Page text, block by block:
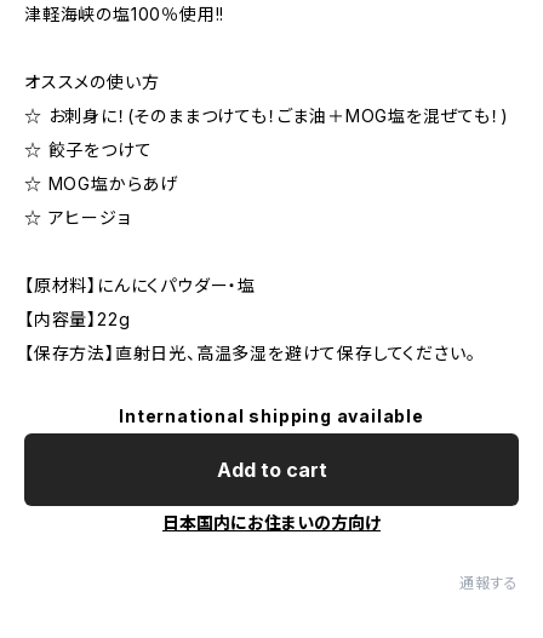
津軽海峡の塩100％使用!!
オススメの使い方
☆ お刺身に！(そのままつけても！ごま油＋MOG塩を混ぜても！)
☆ 餃子をつけて
☆ MOG塩からあげ
☆ アヒージョ
【原材料】にんにくパウダー・塩
【内容量】22g
【保存方法】直射日光、高温多湿を避けて保存してください。
International shipping available
Add to cart
日本国内にお住まいの方向け
通報する